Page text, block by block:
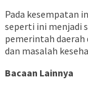
Pada kesempatan
seperti ini menjadi
pemerintah
dan masalah
Bacaan Lainnya